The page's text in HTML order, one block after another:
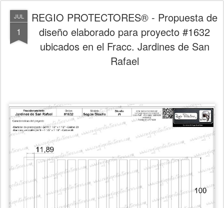
JUL
1
REGIO PROTECTORES® - Propuesta de
diseño elaborado para proyecto #1632
ubicados en el Fracc. Jardines de San
Rafael